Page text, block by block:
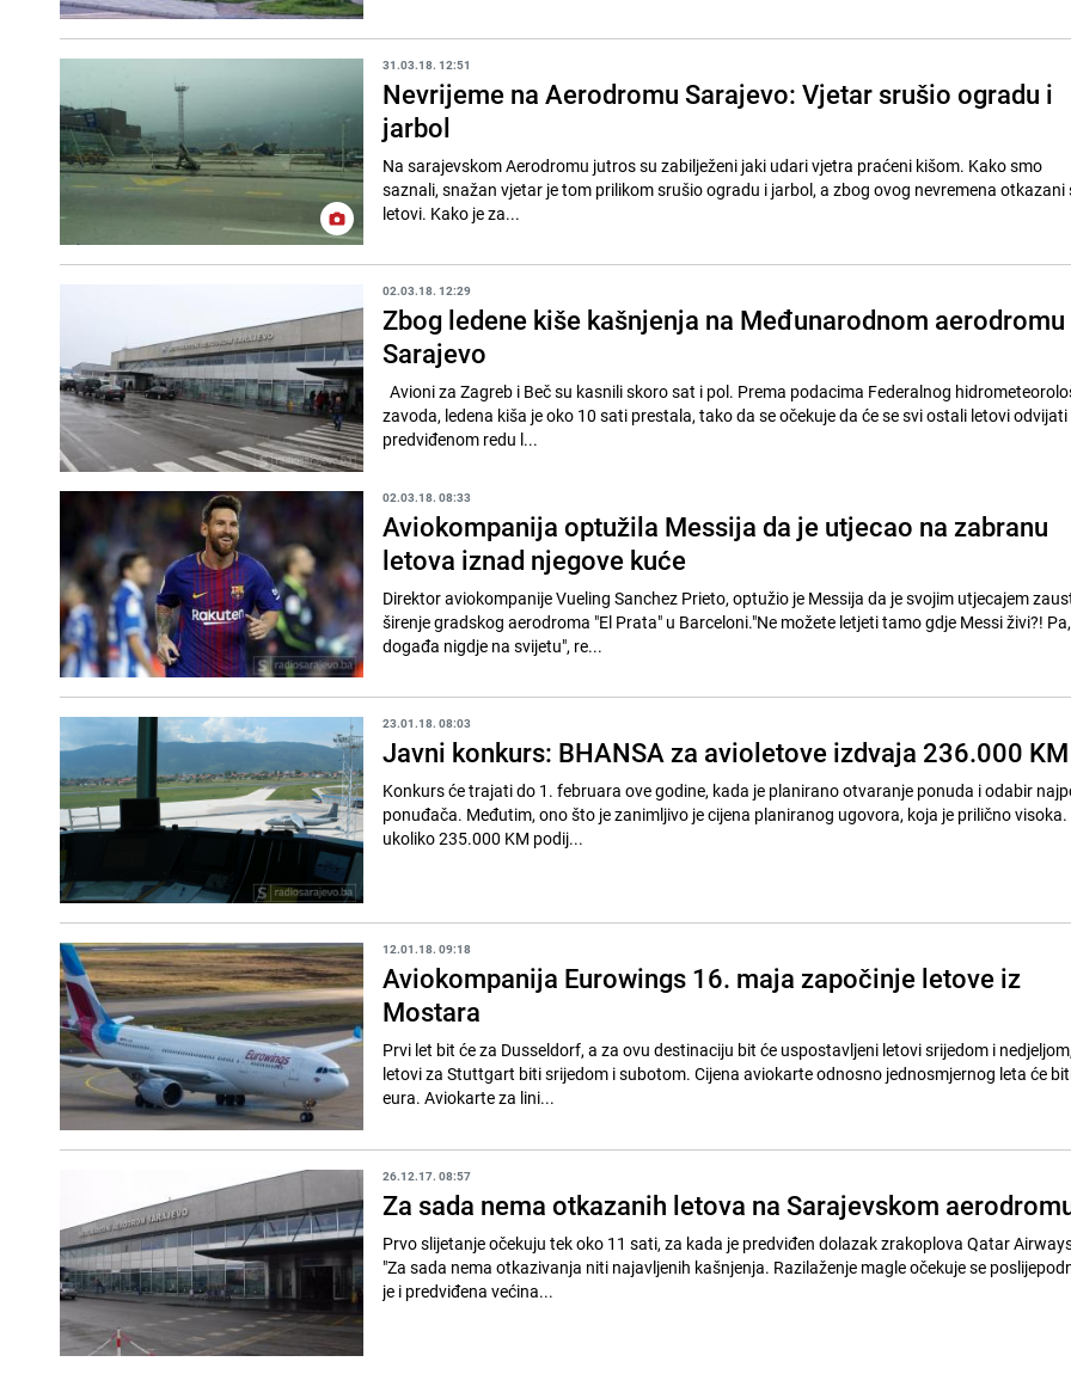
31.03.18. 12:51
Nevrijeme na Aerodromu Sarajevo: Vjetar srušio ogradu i
jarbol
Na sarajevskom Aerodromu jutros su zabilježeni jaki udari vjetra praćeni kišom. Kako smo
saznali, snažan vjetar je tom prilikom srušio ogradu i jarbol, a zbog ovog nevremena otkazani
letovi. Kako je za...
02.03.18. 12:29
Zbog ledene kiše kašnjenja na Međunarodnom aerodromu
Sarajevo
Avioni za Zagreb i Beč su kasnili skoro sat i pol. Prema podacima Federalnog
zavoda, ledena kiša je oko 10 sati prestala, tako da se očekuje da će se svi ostali letovi odvijati
predviđenom redu l...
02.03.18. 08:33
Aviokompanija optužila Messija da je utjecao na zabranu
letova iznad njegove kuće
Direktor aviokompanije Vueling Sanchez Prieto, optužio je Messija da je svojim utjecajem
širenje gradskog aerodroma "El Prata" u Barceloni."Ne možete letjeti tamo gdje Messi živi?!
događa nigdje na svijetu", re...
23.01.18. 08:03
Javni konkurs: BHANSA za avioletove izdvaja 236.000 KM
Konkurs će trajati do 1. februara ove godine, kada je planirano otvaranje ponuda i odabir
ponuđača. Međutim, ono što je zanimljivo je cijena planiranog ugovora, koja je prilično visoka.
ukoliko 235.000 KM podij...
12.01.18. 09:18
Aviokompanija Eurowings 16. maja započinje letove iz
Mostara
Prvi let bit će za Dusseldorf, a za ovu destinaciju bit će uspostavljeni letovi srijedom i
letovi za Stuttgart biti srijedom i subotom. Cijena aviokarte odnosno jednosmjernog leta će
eura. Aviokarte za lini...
26.12.17. 08:57
Za sada nema otkazanih letova na Sarajevskom
Prvo slijetanje očekuju tek oko 11 sati, za kada je predviđen dolazak zrakoplova Qatar
"Za sada nema otkazivanja niti najavljenih kašnjenja. Razilaženje magle očekuje se
je i predviđena većina...